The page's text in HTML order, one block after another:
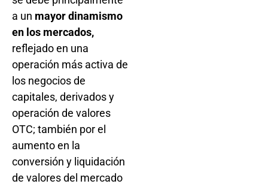
a un mayor dinamismo
en los mercados,
reflejado en una
operación más activa de
los negocios de
capitales, derivados y
operación de valores
OTC; también por el
aumento en la
conversión y liquidación
de valores del mercado